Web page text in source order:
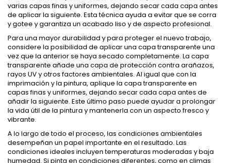
varias capas finas y uniformes, dejando secar cada capa antes
de aplicar la siguiente. Esta técnica ayuda a evitar que se corra
y gotee y garantiza un acabado liso y de aspecto profesional.
Para una mayor durabilidad y para proteger el nuevo trabajo,
considere la posibilidad de aplicar una capa transparente una
vez que la anterior se haya secado completamente. La capa
transparente añade una capa de protección contra arañazos,
rayos UV y otros factores ambientales. Al igual que con la
imprimación y la pintura, aplique la capa transparente en
capas finas y uniformes, dejando secar cada capa antes de
añadir la siguiente. Este último paso puede ayudar a prolongar
la vida útil de la pintura y mantenerla con un aspecto fresco y
vibrante.
A lo largo de todo el proceso, las condiciones ambientales
desempeñan un papel importante en el resultado. Las
condiciones ideales incluyen temperaturas moderadas y baja
humedad. Si pinta en condiciones diferentes, como en climas